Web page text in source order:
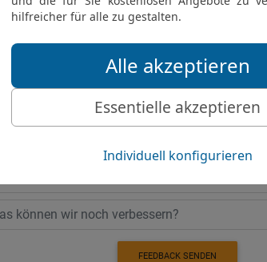
Gute Nachricht
Möchtest du uns Feedback
FEEDBACK SENDEN